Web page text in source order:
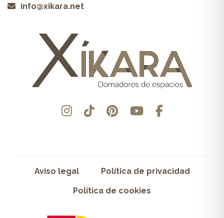
info@xikara.net
Aviso legal Política de privacidad
Política de cookies